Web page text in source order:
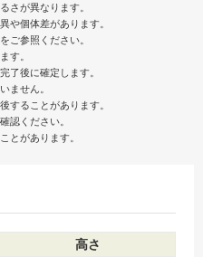
さが異なります。
や個体差があります。
をご参照ください。
す。
了後に確定します。
ません。
することがあります。
認ください。
とがあります。
高さ